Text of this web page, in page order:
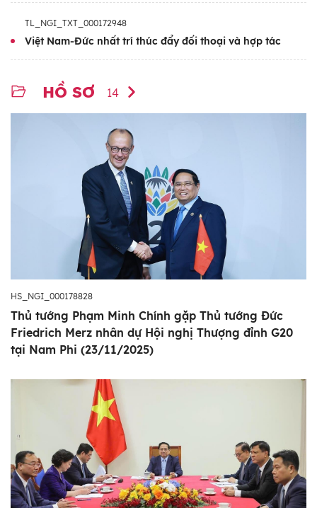
TL_NGI_TXT_000172948
Việt Nam-Đức nhất trí thúc đẩy đối thoại và hợp tác
HỒ SƠ 14
HS_NGI_000178828
Thủ tướng Phạm Minh Chính gặp Thủ tướng Đức
Friedrich Merz nhân dự Hội nghị Thượng đỉnh G20
tại Nam Phi (23/11/2025)